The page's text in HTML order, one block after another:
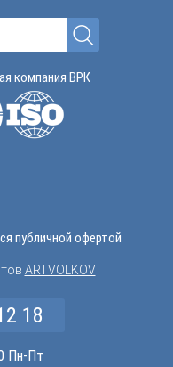
компания ВРК
публичной офертой
ARTVOLKOV
18
Пн-Пт